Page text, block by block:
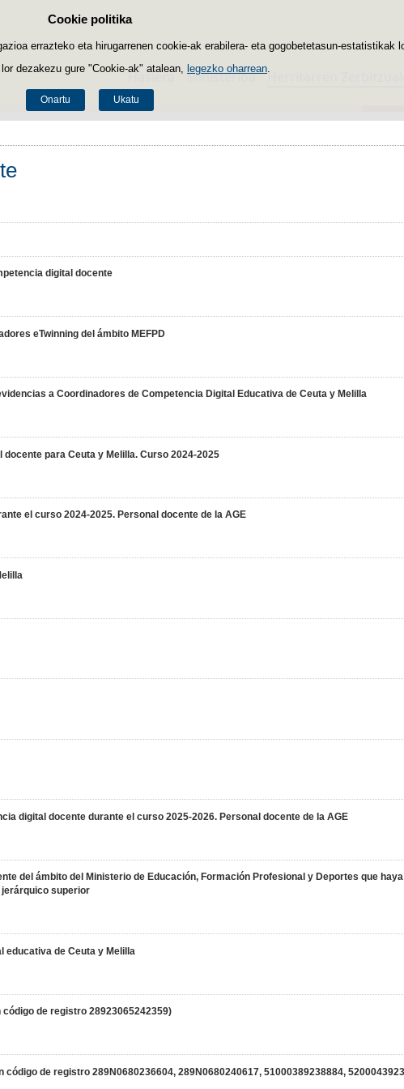
Cookie politika
errazteko eta hirugarrenen cookie-ak erabilera- eta gogobetetasun-estatistikak
dezakezu gure "Cookie-ak" atalean, legezko oharrean
Onartu Ukatu
Edukira salto egin
Hasiera Ministerioa Herritarren Zerbitzuak
digital docente
eTwinning del ámbito MEFPD
a Coordinadores de Competencia Digital Educativa de Ceuta y Melilla
para Ceuta y Melilla. Curso 2024-2025
el curso 2024-2025. Personal docente de la AGE
digital docente durante el curso 2025-2026. Personal docente de la AGE
del ámbito del Ministerio de Educación, Formación Profesional y Deportes que
superior
educativa de Ceuta y Melilla
de registro 28923065242359)
de registro 289N0680236604, 289N0680240617, 51000389238884,